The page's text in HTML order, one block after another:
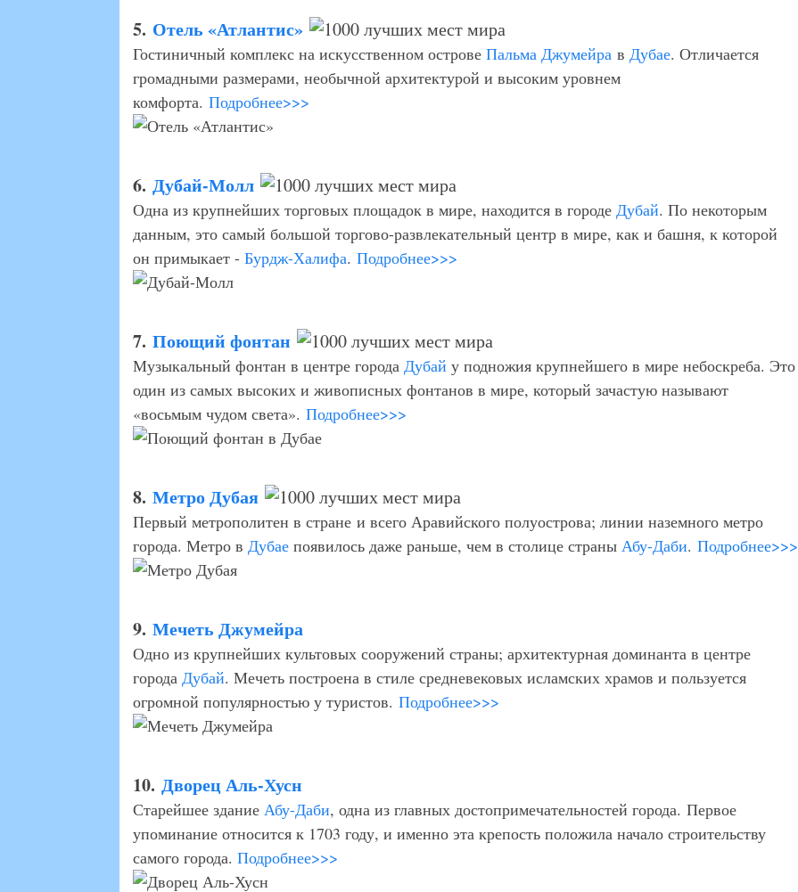
5. Отель «Атлантис»
Гостиничный комплекс на искусственном островеПальма Джумейра вДубае. Отличается
громадными размерами, необычной архитектурой и высоким уровнем
комфорта.Подробнее>>>
6.Дубай-Молл
Одна из крупнейших торговых площадок в мире, находится в городеДубай. По некоторым
данным, это самый большой торгово-развлекательный центр в мире, как и башня, к которой
он примыкает -Бурдж-Халифа.Подробнее>>>
7.Поющий фонтан
Музыкальный фонтан в центре городаДубай у подножия крупнейшего в мире небоскреба. Это
один из самых высоких и живописных фонтанов в мире, который зачастую называют
«восьмым чудом света».Подробнее>>>
8.Метро Дубая
Первый метрополитен в стране и всего Аравийского полуострова; линии наземного метро
города. Метро вДубае появилось даже раньше, чем в столице страныАбу-Даби.Подробнее>>>
9.Мечеть Джумейра
Одно из крупнейших культовых сооружений страны; архитектурная доминанта в центре
городаДубай. Мечеть построена в стиле средневековых исламских храмов и пользуется
огромной популярностью у туристов.Подробнее>>>
10.Дворец Аль-Хусн
Старейшее зданиеАбу-Даби, одна из главных достопримечательностей города. Первое
упоминание относится к 1703 году, и именно эта крепость положила начало строительству
самого города.Подробнее>>>